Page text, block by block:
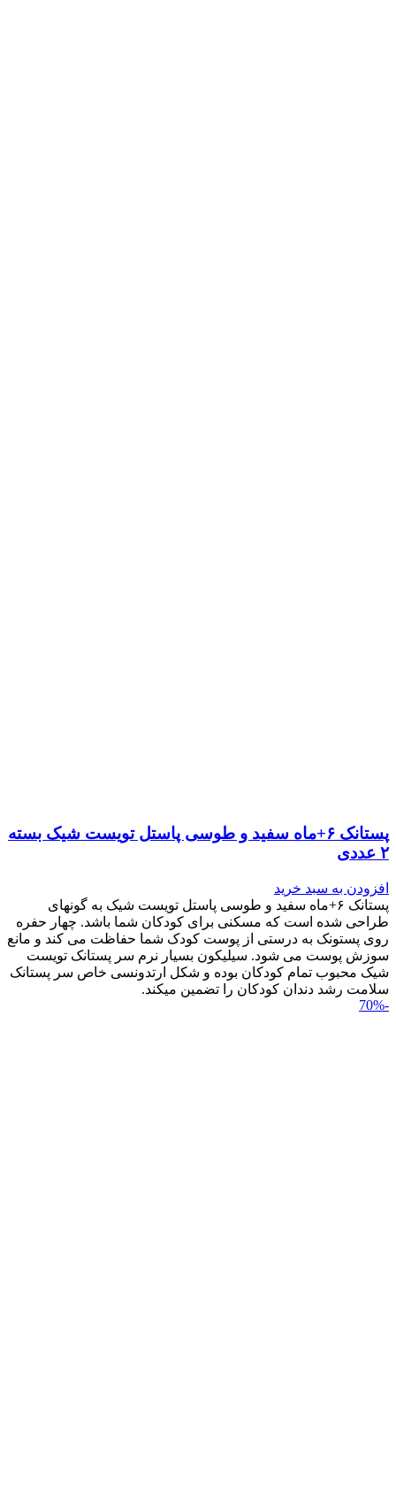
پستانک ۶+ماه سفید و طوسی پاستل تویست شیک بسته
۲ عددی
افزودن به سبد خرید
پستانک ۶+ماه سفید و طوسی پاستل تویست شیک به گونه‎ای
طراحی شده است که مسکنی برای کودکان شما باشد. چهار حفره
روی پستونک به درستی از پوست کودک شما حفاظت می کند و مانع
سوزش پوست می شود. سیلیکون بسیار نرم سر پستانک تویست
شیک محبوب تمام کودکان بوده و شکل ارتدونسی خاص سر پستانک
سلامت رشد دندان کودکان را تضمین می‎کند.
-70%